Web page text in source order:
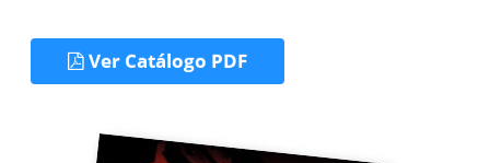
Ver Catálogo PDF